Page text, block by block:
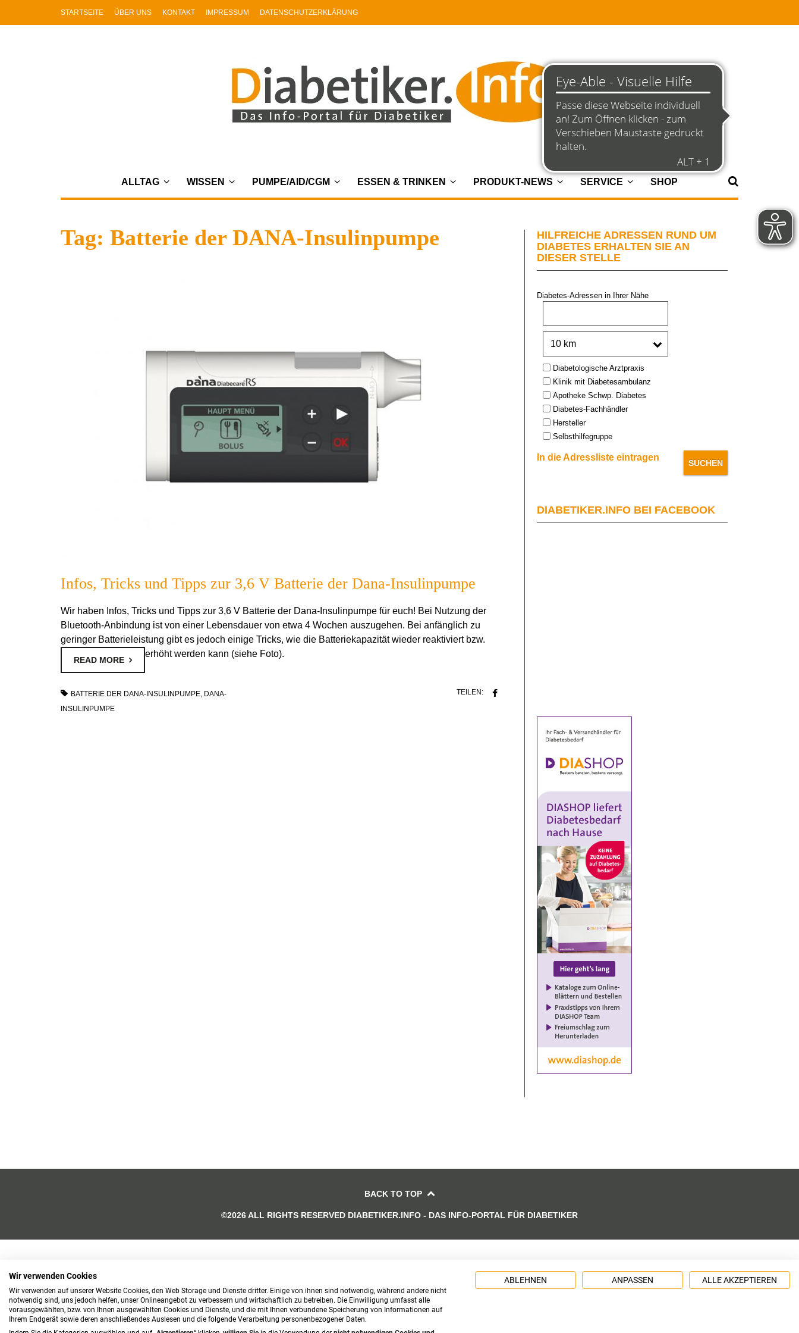
STARTSEITE ÜBER UNS KONTAKT IMPRESSUM DATENSCHUTZERKLÄRUNG
ALLTAG WISSEN PUMPE/AID/CGM ESSEN & TRINKEN PRODUKT-NEWS SERVICE SHOP
Tag: Batterie der DANA-Insulinpumpe
Infos, Tricks und Tipps zur 3,6 V Batterie der Dana-Insulinpumpe
Wir haben Infos, Tricks und Tipps zur 3,6 V Batterie der Dana-Insulinpumpe für euch! Bei Nutzung der
Bluetooth-Anbindung ist von einer Lebensdauer von etwa 4 Wochen auszugehen. Bei anfänglich zu
geringer Batterieleistung gibt es jedoch einige Tricks, wie die Batteriekapazität wieder reaktiviert bzw.
erhöht werden kann (siehe Foto).
READ MORE
BATTERIE DER DANA-INSULINPUMPE, DANA-
INSULINPUMPE
TEILEN:
HILFREICHE ADRESSEN RUND UM
DIABETES ERHALTEN SIE AN
DIESER STELLE
Diabetes-Adressen in Ihrer Nähe
Type:Diabetologische Arztpraxis
Klinik mit Diabetesambulanz
Apotheke Schwp. Diabetes
Diabetes-Fachhändler
Hersteller
Selbsthilfegruppe
In die Adressliste eintragen
DIABETIKER.INFO BEI FACEBOOK
BACK TO TOP
©2026 ALL RIGHTS RESERVED DIABETIKER.INFO - DAS INFO-PORTAL FÜR DIABETIKER
Wir verwenden Cookies
Wir verwenden auf unserer Website Cookies, den Web Storage und Dienste dritter. Einige von ihnen sind notwendig, während andere nicht
notwendig sind, uns jedoch helfen, unser Onlineangebot zu verbessern und wirtschaftlich zu betreiben. Die Einwilligung umfasst alle
vorausgewählten, bzw. von Ihnen ausgewählten Cookies und Dienste, und die mit Ihnen verbundene Speicherung von Informationen auf
Ihrem Endgerät sowie deren anschließendes Auslesen und die folgende Verarbeitung personenbezogener Daten.
ABLEHNEN ANPASSEN ALLE AKZEPTIEREN